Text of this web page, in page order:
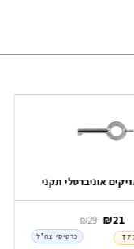
אוניברסלי תקני
‏ ₪
29 21
כרטיסי צה"ל